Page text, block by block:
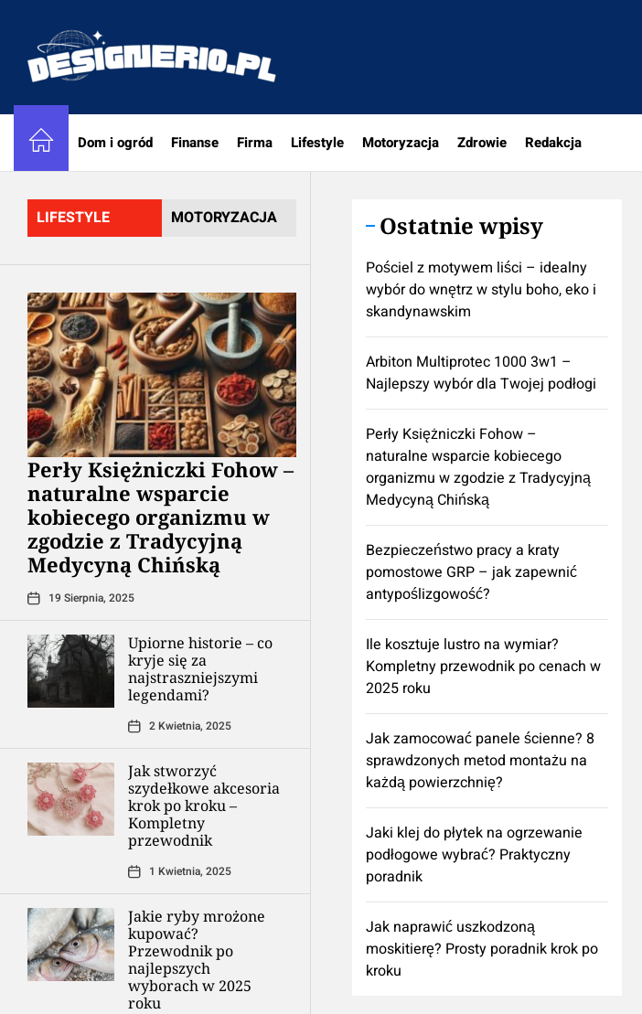
content
Dom i ogród Finanse Firma Lifestyle Motoryzacja Zdrowie Redakcja
LIFESTYLE MOTORYZACJA
Perły Księżniczki Fohow –
naturalne wsparcie
kobiecego organizmu w
zgodzie z Tradycyjną
Medycyną Chińską
19 Sierpnia, 2025
Upiorne historie – co
kryje się za
najstraszniejszymi
legendami?
2 Kwietnia, 2025
Jak stworzyć
szydełkowe akcesoria
krok po kroku –
Kompletny
przewodnik
1 Kwietnia, 2025
Jakie ryby mrożone
kupować?
Przewodnik po
najlepszych
wyborach w 2025
roku
Ostatnie wpisy
Pościel z motywem liści – idealny
wybór do wnętrz w stylu boho, eko i
skandynawskim
Arbiton Multiprotec 1000 3w1 –
Najlepszy wybór dla Twojej podłogi
Perły Księżniczki Fohow –
naturalne wsparcie kobiecego
organizmu w zgodzie z Tradycyjną
Medycyną Chińską
Bezpieczeństwo pracy a kraty
pomostowe GRP – jak zapewnić
antypoślizgowość?
Ile kosztuje lustro na wymiar?
Kompletny przewodnik po cenach w
2025 roku
Jak zamocować panele ścienne? 8
sprawdzonych metod montażu na
każdą powierzchnię?
Jaki klej do płytek na ogrzewanie
podłogowe wybrać? Praktyczny
poradnik
Jak naprawić uszkodzoną
moskitierę? Prosty poradnik krok po
kroku